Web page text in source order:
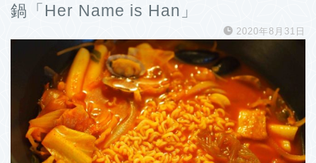
鍋「Her Name is Han」
2020年8月31日